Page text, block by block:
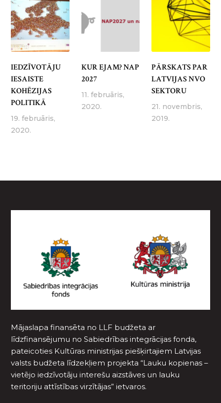
IEDZĪVOTĀJU
IESAISTE
KOHĒZIJAS
POLITIKĀ
19. februāris,
2020.
KUR EJAM? NAP
2027
11. februāris,
2020.
PĀRSKATS PAR
LATVIJAS NVO
SEKTORU
21. novembris,
2019.
Mājaslapa finansēta no LLF budžeta ar
līdzfinansējumu no Sabiedrības integrācijas fonda,
pateicoties Kultūras ministrijas piešķirtajiem Latvijas
valsts budžeta līdzekļiem projekta “Lauku kopienas –
vietējo iedzīvotāju interešu aizstāves un lauku
teritoriju attīstības virzītājas” ietvaros.